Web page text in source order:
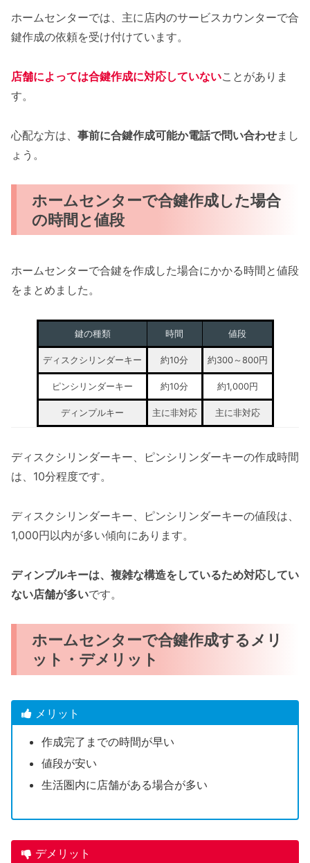
ホームセンターでは、主に店内のサービスカウンターで合
鍵作成の依頼を受け付けています。
店舗によっては合鍵作成に対応していないことがありま
す。
心配な方は、 事前に合鍵作成可能か電話で問い合わせまし
ょう。
ホームセンターで合鍵作成した場合
の時間と値段
ホームセンターで合鍵を作成した場合にかかる時間と値段
をまとめました。
鍵の種類 時間 値段
ディスクシリンダーキー 約10分 約300～800円
ピンシリンダーキー 約10分 約1,000円
ディンプルキー 主に非対応 主に非対応
ディスクシリンダーキー、ピンシリンダーキーの作成時間
は、10分程度です。
ディスクシリンダーキー、ピンシリンダーキーの値段は、
1,000円以内が多い傾向にあります。
ディンプルキーは、複雑な構造をしているため対応してい
ない店舗が多いです。
ホームセンターで合鍵作成するメリ
ット・デメリット
メリット
作成完了までの時間が早い
値段が安い
生活圏内に店舗がある場合が多い
デメリット